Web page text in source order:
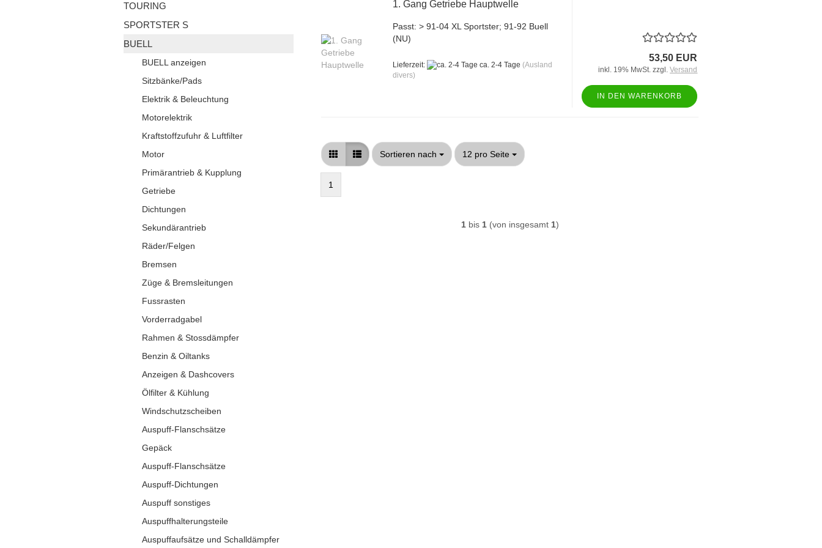
1. Gang Getriebe Hauptwelle
Passt: > 91-04 XL Sportster; 91-92 Buell
(NU)
Lieferzeit: ca. 2-4 Tage (Ausland
divers)
53,50 EUR
inkl. 19% MwSt. zzgl.Versand
IN DEN WARENKORB
Sortieren nach
Sortieren nach 12 pro Seite
pro Seite
1
1bis 1(von insgesamt 1)
TOURING
SPORTSTER S
BUELL
BUELL anzeigen
Sitzbänke/Pads
Elektrik & Beleuchtung
Motorelektrik
Kraftstoffzufuhr & Luftfilter
Motor
Primärantrieb & Kupplung
Getriebe
Dichtungen
Sekundärantrieb
Räder/Felgen
Bremsen
Züge & Bremsleitungen
Fussrasten
Vorderradgabel
Rahmen & Stossdämpfer
Benzin & Oiltanks
Anzeigen & Dashcovers
Ölfilter & Kühlung
Windschutzscheiben
Auspuff-Flanschsätze
Gepäck
Auspuff-Flanschsätze
Auspuff-Dichtungen
Auspuff sonstiges
Auspuffhalterungsteile
Auspuffaufsätze und Schalldämpfer